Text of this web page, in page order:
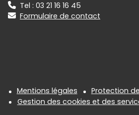
Tel : 03 21 16 16 45
Formulaire de contact
Informations
Mentions légales
Protection
Gestion des cookies et des